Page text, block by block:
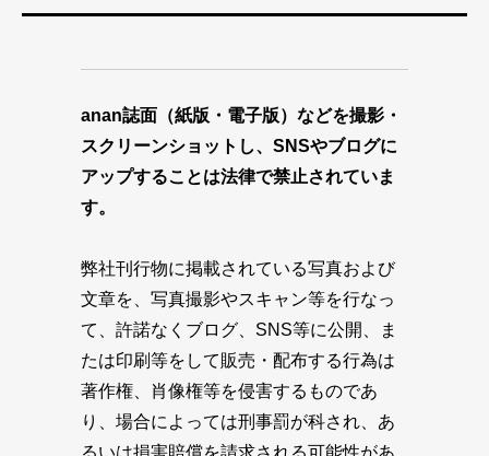
anan誌面（紙版・電子版）などを撮影・
スクリーンショットし、SNSやブログに
アップすることは法律で禁止されていま
す。
弊社刊行物に掲載されている写真および
文章を、写真撮影やスキャン等を行なっ
て、許諾なくブログ、SNS等に公開、ま
たは印刷等をして販売・配布する行為は
著作権、肖像権等を侵害するものであ
り、場合によっては刑事罰が科され、あ
るいは損害賠償を請求される可能性があ